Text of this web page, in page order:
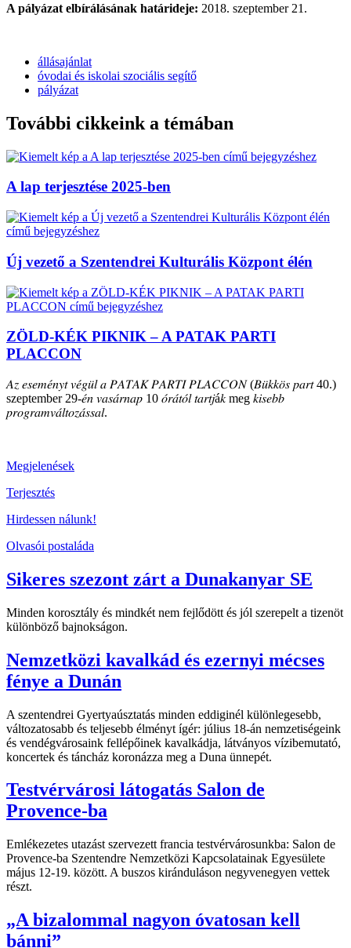
A pályázat elbírálásának határideje: 2018. szeptember 21.
állásajánlat
óvodai és iskolai szociális segítő
pályázat
További cikkeink a témában
A lap terjesztése 2025-ben
Új vezető a Szentendrei Kulturális Központ élén
ZÖLD-KÉK PIKNIK – A PATAK PARTI
PLACCON
𝐴𝑧 𝑒𝑠𝑒𝑚𝑒́𝑛𝑦𝑡 𝑣𝑒́𝑔𝑢̈𝑙 𝑎 𝑃𝐴𝑇𝐴𝐾 𝑃𝐴𝑅𝑇𝐼 𝑃𝐿𝐴𝐶𝐶𝑂𝑁 (𝐵𝑢̈𝑘𝑘𝑜̈𝑠 𝑝𝑎𝑟𝑡 40.)
szeptember 29-𝑒́𝑛 𝑣𝑎𝑠𝑎́𝑟𝑛𝑎𝑝 10 𝑜́𝑟𝑎́𝑡𝑜́𝑙 𝑡𝑎𝑟𝑡𝑗á𝑘 meg 𝑘𝑖𝑠𝑒𝑏𝑏
𝑝𝑟𝑜𝑔𝑟𝑎𝑚𝑣𝑎́𝑙𝑡𝑜𝑧𝑎́𝑠𝑠𝑎𝑙.
Megjelenések
Terjesztés
Hirdessen nálunk!
Olvasói postaláda
Sikeres szezont zárt a Dunakanyar SE
Minden korosztály és mindkét nem fejlődött és jól szerepelt a tizenöt
különböző bajnokságon.
Nemzetközi kavalkád és ezernyi mécses
fénye a Dunán
A szentendrei Gyertyaúsztatás minden eddiginél különlegesebb,
változatosabb és teljesebb élményt ígér: július 18-án nemzetiségeink
és vendégvárosaink fellépőinek kavalkádja, látványos vízibemutató,
koncertek és táncház koronázza meg a Duna ünnepét.
Testvérvárosi látogatás Salon de
Provence-ba
Emlékezetes utazást szervezett francia testvérvárosunkba: Salon de
Provence-ba Szentendre Nemzetközi Kapcsolatainak Egyesülete
május 12-19. között. A buszos kiránduláson negyvenegyen vettek
részt.
„A bizalommal nagyon óvatosan kell
bánni”